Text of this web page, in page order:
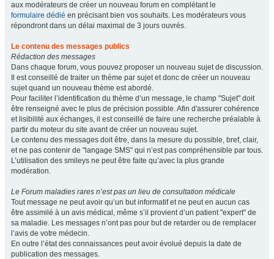
aux modérateurs de créer un nouveau forum en complétant le
formulaire dédié en précisant bien vos souhaits. Les modérateurs vous
répondront dans un délai maximal de 3 jours ouvrés.
Le contenu des messages publics
Rédaction des messages
Dans chaque forum, vous pouvez proposer un nouveau sujet de discussion.
Il est conseillé de traiter un thème par sujet et donc de créer un nouveau
sujet quand un nouveau thème est abordé.
Pour faciliter l’identification du thème d’un message, le champ "Sujet" doit
être renseigné avec le plus de précision possible. Afin d'assurer cohérence
et lisibilité aux échanges, il est conseillé de faire une recherche préalable à
partir du moteur du site avant de créer un nouveau sujet.
Le contenu des messages doit être, dans la mesure du possible, bref, clair,
et ne pas contenir de "langage SMS" qui n’est pas compréhensible par tous.
L’utilisation des smileys ne peut être faite qu’avec la plus grande
modération.
Le Forum maladies rares n’est pas un lieu de consultation médicale
Tout message ne peut avoir qu’un but informatif et ne peut en aucun cas
être assimilé à un avis médical, même s’il provient d’un patient "expert" de
sa maladie. Les messages n’ont pas pour but de retarder ou de remplacer
l’avis de votre médecin.
En outre l’état des connaissances peut avoir évolué depuis la date de
publication des messages.